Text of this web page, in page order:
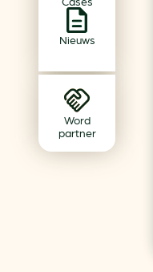
Nieuws
Word
partner